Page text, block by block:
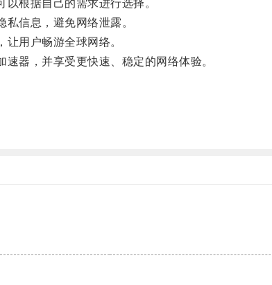
根据自己的需求进行选择。
信息，避免网络泄露。
用户畅游全球网络。
器，并享受更快速、稳定的网络体验。